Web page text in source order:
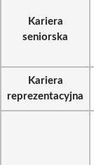
Kariera
seniorska
Kariera
reprezentacyjna